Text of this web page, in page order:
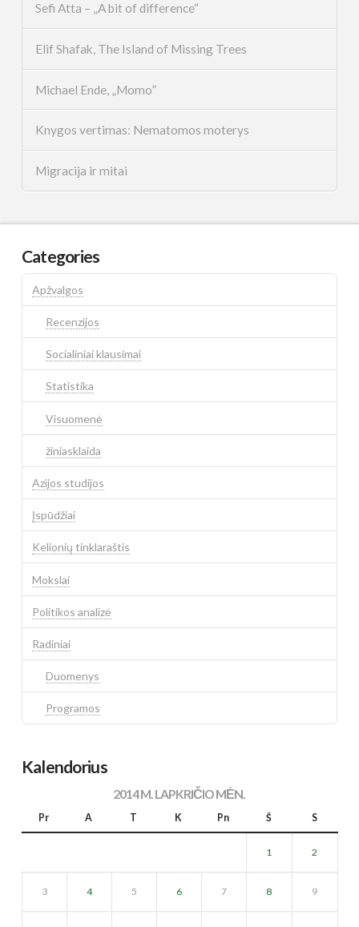
Sefi Atta – „A bit of difference“
Elif Shafak, The Island of Missing Trees
Michael Ende, „Momo”
Knygos vertimas: Nematomos moterys
Migracija ir mitai
Categories
Apžvalgos
Recenzijos
Socialiniai klausimai
Statistika
Visuomenė
žiniasklaida
Azijos studijos
Įspūdžiai
Kelionių tinklaraštis
Mokslai
Politikos analizė
Radiniai
Duomenys
Programos
Kalendorius
2014 M. LAPKRIČIO MĖN.
Pr A T K Pn Š S
1 2
3 4 5 6 7 8 9